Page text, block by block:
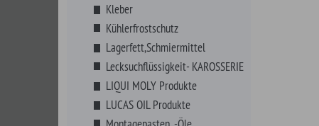
Sortimente
VHT Farben
Werkzeuge
Zündung